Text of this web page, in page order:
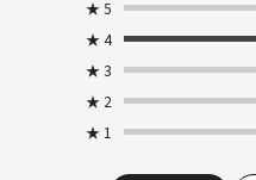
★ 5
★ 4
★ 3
★ 2
★ 1